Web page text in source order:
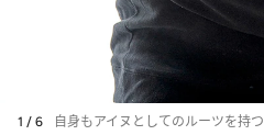
1 / 6 自身もアイヌとしてのルーツを持